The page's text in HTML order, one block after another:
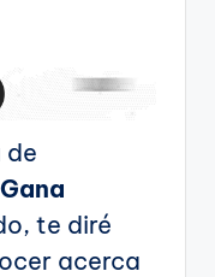
de
te diré
acerca